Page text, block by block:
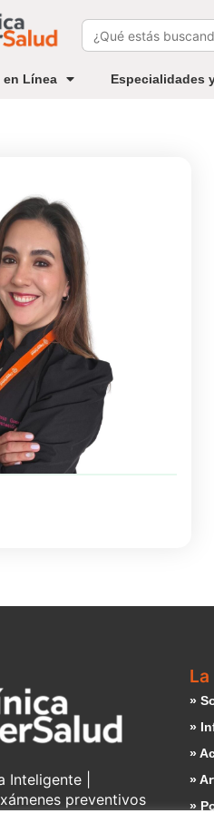
Buscar:
en Línea Especialidades
Inteligente |
preventivos
»
»
»
»
»